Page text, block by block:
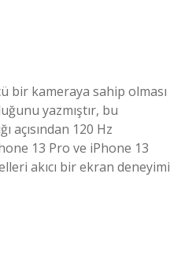
bir kameraya sahip olması
yazmıştır, bu
açısından 120 Hz
13 Pro ve iPhone 13
akıcı bir ekran deneyimi